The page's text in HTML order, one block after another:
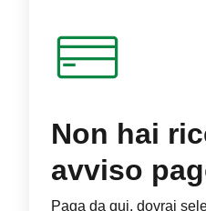
Non hai
avviso
Paga da qui, dovrai